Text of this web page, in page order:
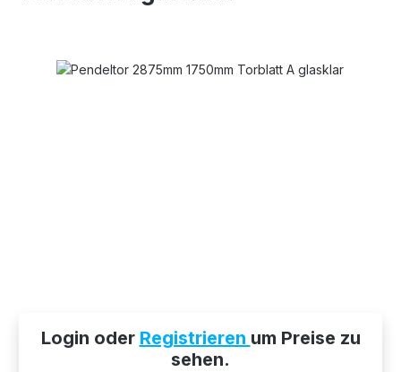
Bildergalerie überspringen
Login oder Registrieren um Preise zu
sehen.